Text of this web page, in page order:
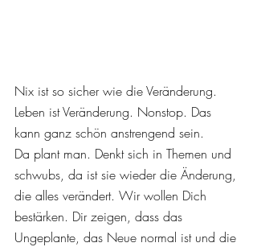
Nix ist so sicher wie die Veränderung.
Leben ist Veränderung. Nonstop. Das
kann ganz schön anstrengend sein.
Da plant man. Denkt sich in Themen und
schwubs, da ist sie wieder die Änderung,
die alles verändert. Wir wollen Dich
bestärken. Dir zeigen, dass das
Ungeplante, das Neue normal ist und die